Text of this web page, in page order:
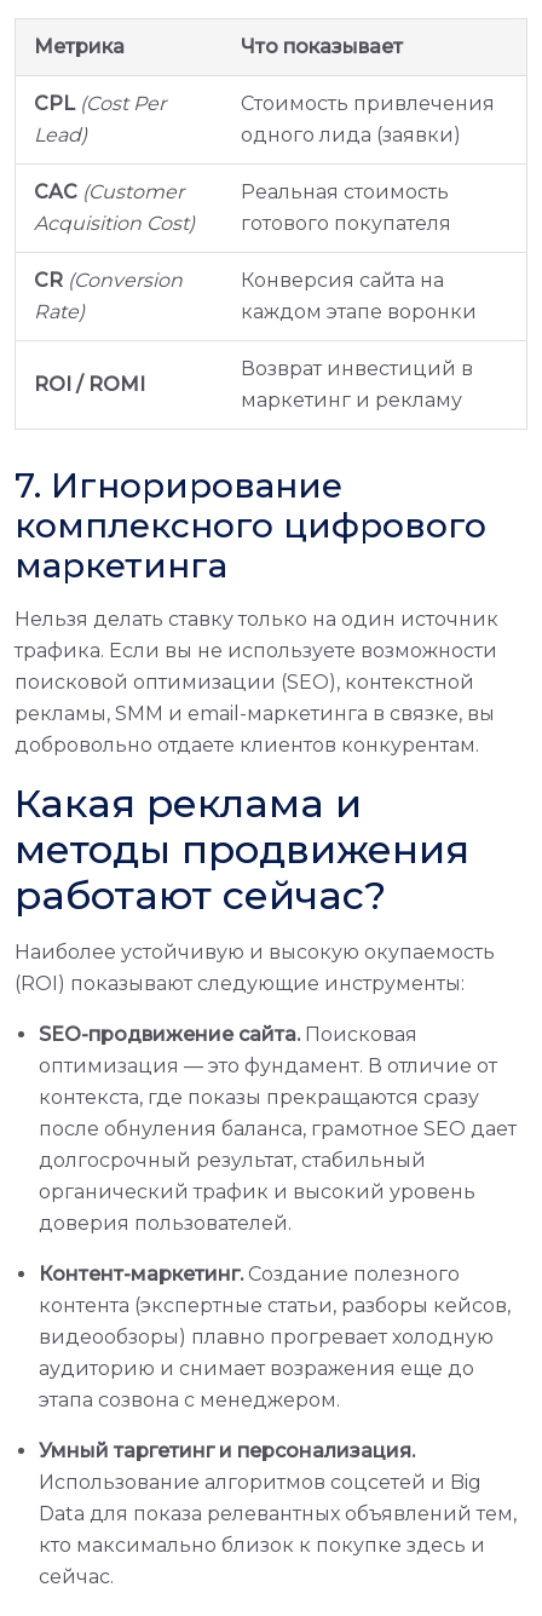
Метрика Что показывает
CPL (Cost Per
Lead)
Стоимость привлечения
одного лида (заявки)
CAC (Customer
Acquisition Cost)
Реальная стоимость
готового покупателя
CR (Conversion
Rate)
Конверсия сайта на
каждом этапе воронки
ROI / ROMI
Возврат инвестиций в
маркетинг и рекламу
7. Игнорирование
комплексного цифрового
маркетинга
Нельзя делать ставку только на один источник
трафика. Если вы не используете возможности
поисковой оптимизации (SEO), контекстной
рекламы, SMM и email-маркетинга в связке, вы
добровольно отдаете клиентов конкурентам.
Какая реклама и
методы продвижения
работают сейчас?
Наиболее устойчивую и высокую окупаемость
(ROI) показывают следующие инструменты:
SEO-продвижение сайта.Поисковая
оптимизация — это фундамент. В отличие от
контекста, где показы прекращаются сразу
после обнуления баланса, грамотное SEO дает
долгосрочный результат, стабильный
органический трафик и высокий уровень
доверия пользователей.
Контент-маркетинг.Создание полезного
контента (экспертные статьи, разборы кейсов,
видеообзоры) плавно прогревает холодную
аудиторию и снимает возражения еще до
этапа созвона с менеджером.
Умный таргетинг и персонализация.
Использование алгоритмов соцсетей и Big
Data для показа релевантных объявлений тем,
кто максимально близок к покупке здесь и
сейчас.